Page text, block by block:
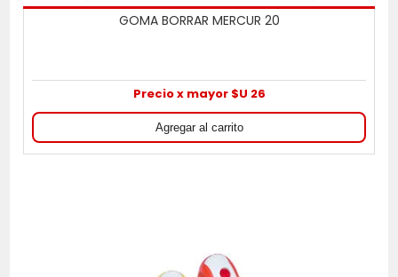
GOMA BORRAR MERCUR 20
Precio x mayor $U 26